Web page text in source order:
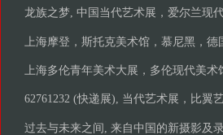
龙族之梦, 中国当代艺术展，爱尔兰现
上海摩登，斯托克美术馆，慕尼黑，德
上海多伦青年美术大展，多伦现代美术
62761232 (快递展), 当代艺术展，比翼
过去与未来之间, 来自中国的新摄影及